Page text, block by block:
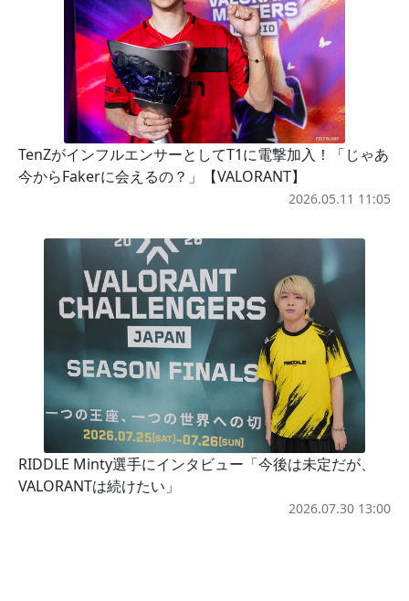
TenZがインフルエンサーとしてT1に電撃加入！「じゃあ
今からFakerに会えるの？」【VALORANT】
2026.05.11 11:05
RIDDLE Minty選手にインタビュー「今後は未定だが、
VALORANTは続けたい」
2026.07.30 13:00